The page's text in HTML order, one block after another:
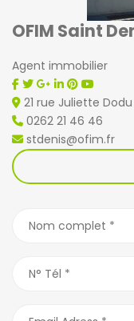
OFIM Saint
Agent immobilier
21 rue Juliette Dodu
0262 21 46 46
stdenis@ofim.fr